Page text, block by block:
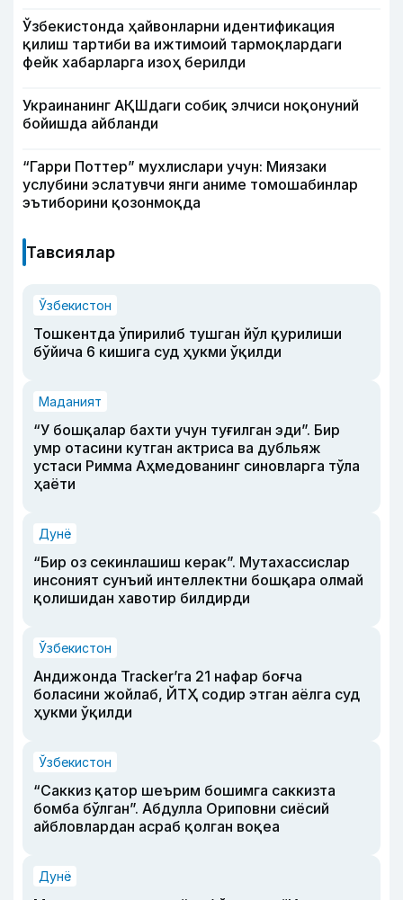
Ўзбекистонда ҳайвонларни идентификация
қилиш тартиби ва ижтимоий тармоқлардаги
фейк хабарларга изоҳ берилди
Украинанинг АҚШдаги собиқ элчиси ноқонуний
бойишда айбланди
“Гарри Поттер” мухлислари учун: Миязаки
услубини эслатувчи янги аниме томошабинлар
эътиборини қозонмоқда
Тавсиялар
Ўзбекистон
Тошкентда ўпирилиб тушган йўл қурилиши
бўйича 6 кишига суд ҳукми ўқилди
Маданият
“У бошқалар бахти учун туғилган эди”. Бир
умр отасини кутган актриса ва дубльяж
устаси Римма Аҳмедованинг синовларга тўла
ҳаёти
Дунё
“Бир оз секинлашиш керак”. Мутахассислар
инсоният сунъий интеллектни бошқара олмай
қолишидан хавотир билдирди
Ўзбекистон
Андижонда Tracker’га 21 нафар боғча
боласини жойлаб, ЙТҲ содир этган аёлга суд
ҳукми ўқилди
Ўзбекистон
“Саккиз қатор шеърим бошимга саккизта
бомба бўлган”. Абдулла Ориповни сиёсий
айбловлардан асраб қолган воқеа
Дунё